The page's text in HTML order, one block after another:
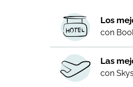
Los
con
Las
con